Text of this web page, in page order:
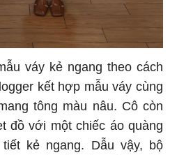
váy kẻ ngang theo cách
kết hợp mẫu váy cùng
tông màu nâu. Cô còn
đồ với một chiếc áo quàng
kẻ ngang. Dẫu vậy, bộ